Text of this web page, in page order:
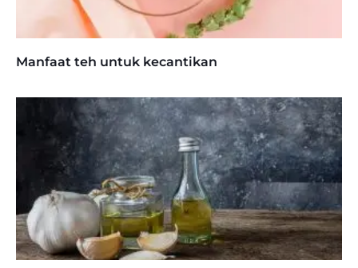
Manfaat teh untuk kecantikan